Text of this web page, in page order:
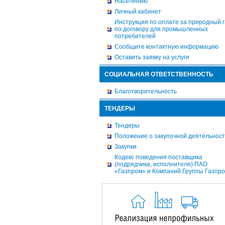
Личный кабинет
Инструкция по оплате за природный
по договору для промышленных
потребителей
Сообщите контактную информацию
Оставить заявку на услуги
СОЦИАЛЬНАЯ ОТВЕТСТВЕННОСТЬ
Благотворительность
ТЕНДЕРЫ
Тендеры
Положение о закупочной
Закупки
Кодекс поведения поставщика
(подрядчика, исполнителя) ПАО
«Газпром» и Компаний Группы